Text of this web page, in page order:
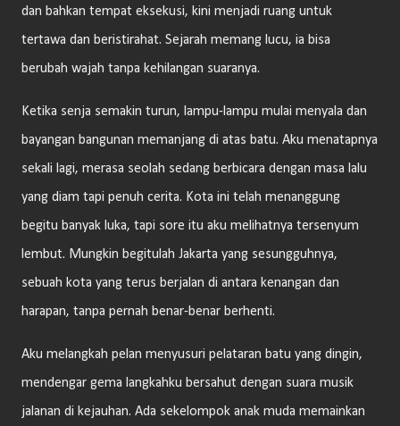
dan bahkan tempat eksekusi, kini menjadi ruang untuk
tertawa dan beristirahat. Sejarah memang lucu, ia bisa
berubah wajah tanpa kehilangan suaranya.
Ketika senja semakin turun, lampu-lampu mulai menyala dan
bayangan bangunan memanjang di atas batu. Aku menatapnya
sekali lagi, merasa seolah sedang berbicara dengan masa lalu
yang diam tapi penuh cerita. Kota ini telah menanggung
begitu banyak luka, tapi sore itu aku melihatnya tersenyum
lembut. Mungkin begitulah Jakarta yang sesungguhnya,
sebuah kota yang terus berjalan di antara kenangan dan
harapan, tanpa pernah benar-benar berhenti.
Aku melangkah pelan menyusuri pelataran batu yang dingin,
mendengar gema langkahku bersahut dengan suara musik
jalanan di kejauhan. Ada sekelompok anak muda memainkan